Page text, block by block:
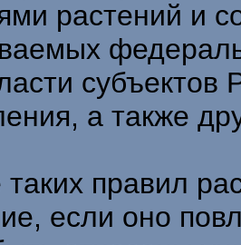
растений и
субъектов
а также
правил
если оно